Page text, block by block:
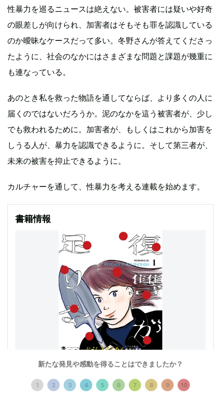
性暴力を巡るニュースは絶えない。被害者には疑いや好奇
の眼差しが向けられ、加害者はそもそも罪を認識している
のか曖昧なケースだって多い。冬野さんが答えてくださっ
たように、社会のなかにはさまざまな問題と課題が幾重に
も連なっている。
あのとき私を救った物語を通してならば、より多くの人に
届くのではないだろうか。泥のなかを這う被害者が、少し
でも救われるために。加害者が、もしくはこれから加害を
しうる人が、暴力を認識できるように。そして第三者が、
未来の被害を抑止できるように。
カルチャーを通して、性暴力を考える連載を始めます。
書籍情報
『復讐が足りない』
新たな発見や感動を得ることはできましたか？
1 2 3 4 5 6 7 8 9 10